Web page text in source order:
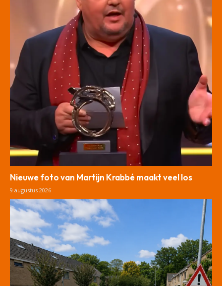
Nieuwe foto van Martijn Krabbé maakt veel los
9 augustus 2026